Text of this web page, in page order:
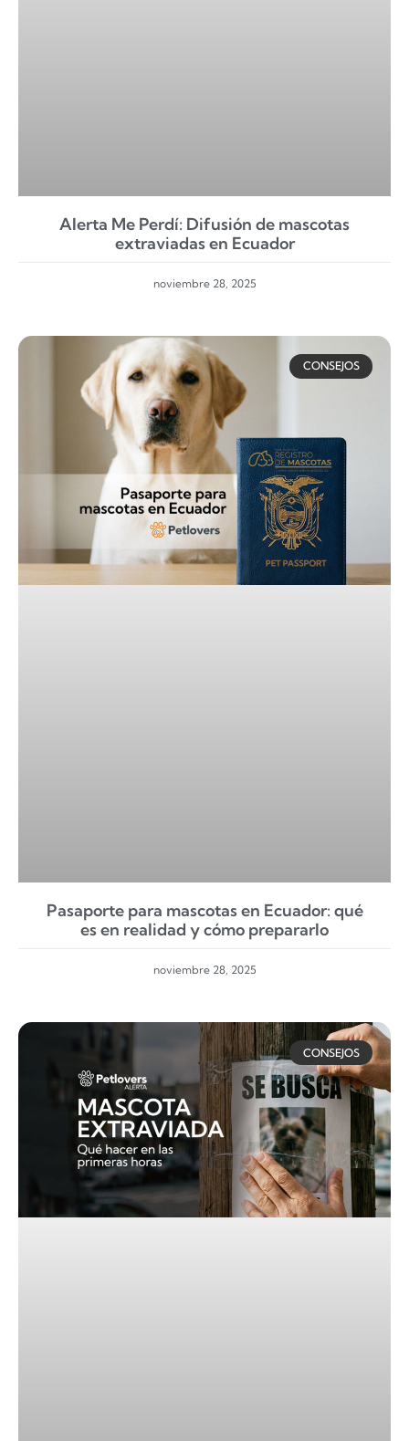
Alerta Me Perdí: Difusión de mascotas
extraviadas en Ecuador
noviembre 28, 2025
CONSEJOS
Pasaporte para mascotas en Ecuador: qué
es en realidad y cómo prepararlo
noviembre 28, 2025
CONSEJOS